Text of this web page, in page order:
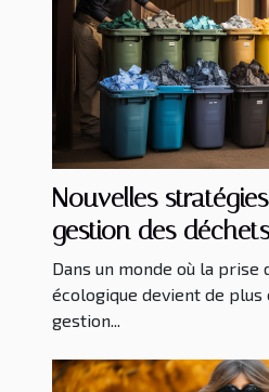
Nouvelles
gestion des
services de
Dans un monde où la prise
écologique devient de
gestion...